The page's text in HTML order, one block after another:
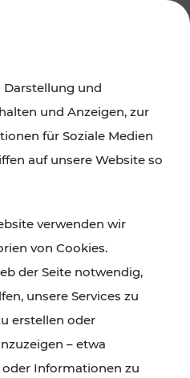
das Burgenland
Gastronomie,
– viele
Ticket- und Fahrplan-
schnell erreichbar.
Darstellung und
und Anzeigen, zur
für Soziale Medien
auf unsere Website so
verwenden wir
von Cookies.
der Seite notwendig,
unsere Services zu
erstellen oder
– etwa
Informationen zu